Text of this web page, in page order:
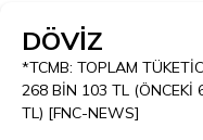
DÖVİZ
*TCMB: TOPLAM
268 BİN 103 TL (ÖNCEKİ
TL) [FNC-NEWS]